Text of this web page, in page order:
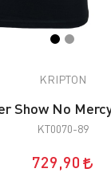
KRIPTON
Show No
KT0070-89
729,90